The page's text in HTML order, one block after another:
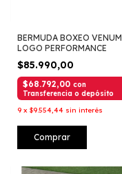
BERMUDA BOXEO VENUM
LOGO PERFORMANCE
$85.990,00
$68.792,00 con
Transferencia o depósito
9 x $9.554,44 sin interés
Comprar